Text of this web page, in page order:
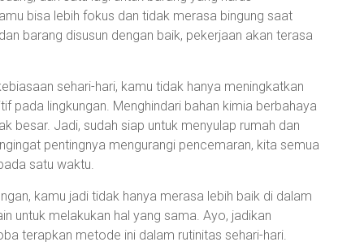
bisa lebih fokus dan tidak merasa bingung saat
barang disusun dengan baik, pekerjaan akan terasa
sehari-hari, kamu tidak hanya meningkatkan
pada lingkungan. Menghindari bahan kimia berbahaya
besar. Jadi, sudah siap untuk menyulap rumah dan
pentingnya mengurangi pencemaran, kita semua
satu waktu.
kamu jadi tidak hanya merasa lebih baik di dalam
untuk melakukan hal yang sama. Ayo, jadikan
terapkan metode ini dalam rutinitas sehari-hari.